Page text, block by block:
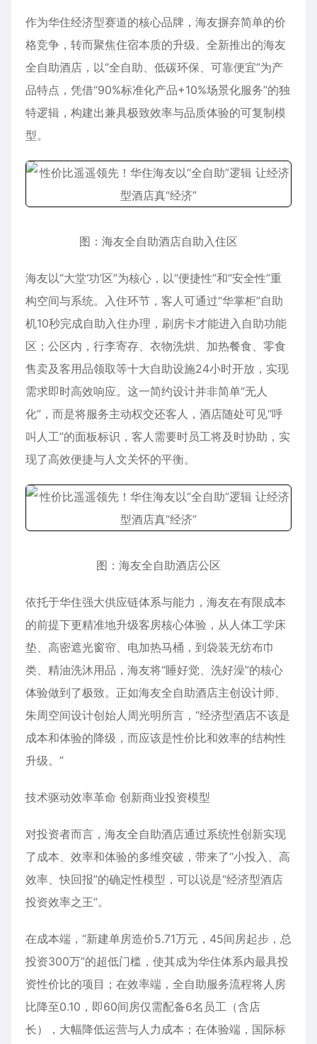
作为华住经济型赛道的核心品牌，海友摒弃简单的价
格竞争，转而聚焦住宿本质的升级。全新推出的海友
全自助酒店，以“全自助、低碳环保、可靠便宜”为产
品特点，凭借“90%标准化产品+10%场景化服务”的独
特逻辑，构建出兼具极致效率与品质体验的可复制模
型。
图：海友全自助酒店自助入住区
海友以“大堂‘功’区”为核心，以“便捷性”和“安全性”重
构空间与系统。入住环节，客人可通过“华掌柜”自助
机10秒完成自助入住办理，刷房卡才能进入自助功能
区；公区内，行李寄存、衣物洗烘、加热餐食、零食
售卖及客用品领取等十大自助设施24小时开放，实现
需求即时高效响应。这一简约设计并非简单“无人
化”，而是将服务主动权交还客人，酒店随处可见“呼
叫人工”的面板标识，客人需要时员工将及时协助，实
现了高效便捷与人文关怀的平衡。
图：海友全自助酒店公区
依托于华住强大供应链体系与能力，海友在有限成本
的前提下更精准地升级客房核心体验，从人体工学床
垫、高密遮光窗帘、电加热马桶，到袋装无纺布巾
类、精油洗沐用品，海友将“睡好觉、洗好澡”的核心
体验做到了极致。正如海友全自助酒店主创设计师、
朱周空间设计创始人周光明所言，“经济型酒店不该是
成本和体验的降级，而应该是性价比和效率的结构性
升级。”
技术驱动效率革命 创新商业投资模型
对投资者而言，海友全自助酒店通过系统性创新实现
了成本、效率和体验的多维突破，带来了“小投入、高
效率、快回报”的确定性模型，可以说是“经济型酒店
投资效率之王”。
在成本端，“新建单房造价5.71万元，45间房起步，总
投资300万”的超低门槛，使其成为华住体系内最具投
资性价比的项目；在效率端，全自助服务流程将人房
比降至0.10，即60间房仅需配备6名员工（含店
长），大幅降低运营与人力成本；在体验端，国际标